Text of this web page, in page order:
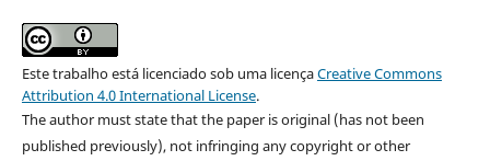
Este trabalho está licenciado sob uma licençaCreative Commons
Attribution 4.0 International License.
The author must state that the paper is original (has not been
published previously), not infringing any copyright or other